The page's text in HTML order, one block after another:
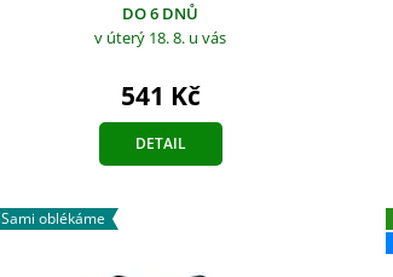
DO 6 DNŮ
v úterý 18. 8. u vás
541 Kč
DETAIL
Sami oblékáme